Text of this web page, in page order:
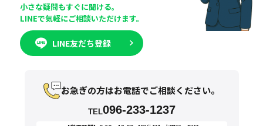
小さな疑問もすぐに聞ける。
LINEで気軽にご相談いただけます。
LINE友だち登録
お急ぎの方はお電話でご相談ください。
TEL096-233-1237